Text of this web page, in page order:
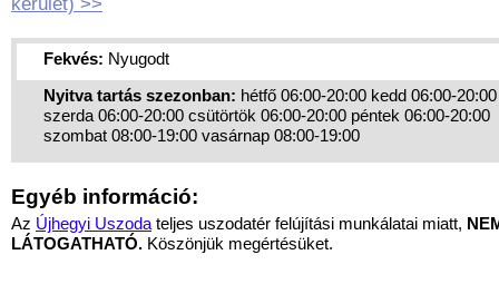
Fekvés: Nyugodt
Nyitva tartás szezonban: hétfő 06:00-20:00 kedd 06:00-20:00
szerda 06:00-20:00 csütörtök 06:00-20:00 péntek 06:00-20:00
szombat 08:00-19:00 vasárnap 08:00-19:00
Egyéb információ:
Az Újhegyi Uszoda teljes uszodatér felújítási munkálatai miatt,
LÁTOGATHATÓ. Köszönjük megértésüket.